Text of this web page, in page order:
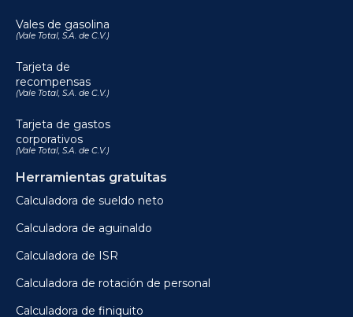
Vales de gasolina
(Vale Total, S.A. de C.V.)
Tarjeta de
recompensas
(Vale Total, S.A. de C.V.)
Tarjeta de gastos
corporativos
(Vale Total, S.A. de C.V.)
Herramientas gratuitas
Calculadora de sueldo neto
Calculadora de aguinaldo
Calculadora de ISR
Calculadora de rotación de personal
Calculadora de finiquito